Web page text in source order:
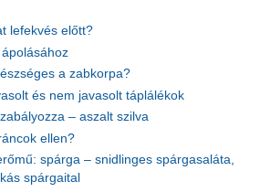
lefekvés előtt?
a zabkorpa?
és nem javasolt táplálékok
– aszalt szilva
ellen?
spárga – snidlinges spárgasaláta,
spárgaital